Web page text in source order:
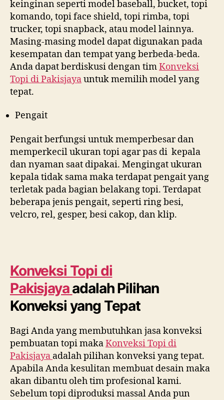
keinginan seperti model baseball, bucket, topi
komando, topi face shield, topi rimba, topi
trucker, topi snapback, atau model lainnya.
Masing-masing model dapat digunakan pada
kesempatan dan tempat yang berbeda-beda.
Anda dapat berdiskusi dengan timKonveksi
Topi diPakisjayauntuk memilih model yang
tepat.
Pengait
Pengait berfungsi untuk memperbesar dan
memperkecil ukuran topi agar pas di kepala
dan nyaman saat dipakai. Mengingat ukuran
kepala tidak sama maka terdapat pengait yang
terletak pada bagian belakang topi. Terdapat
beberapa jenis pengait, seperti ring besi,
velcro, rel, gesper, besi cakop, dan klip.
Konveksi Topi di
Pakisjayaadalah Pilihan
Konveksi yang Tepat
Bagi Anda yang membutuhkan jasa konveksi
pembuatan topi makaKonveksi Topi di
Pakisjaya adalah pilihan konveksi yang tepat.
Apabila Anda kesulitan membuat desain maka
akan dibantu oleh tim profesional kami.
Sebelum topi diproduksi massal Anda pun